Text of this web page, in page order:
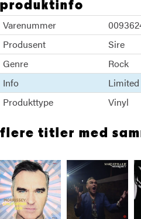
produktinfo
Varenummer
Produsent
Sire
Genre
Rock
Info
Produkttype
Vinyl
flere titler med